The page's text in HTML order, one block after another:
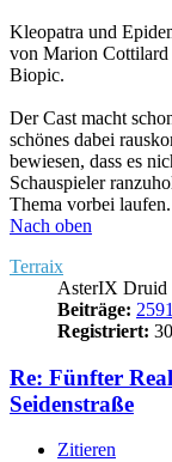
Kleopatra und
von Marion Cottilard
Biopic.
Der Cast macht
schönes dabei
bewiesen, dass es
Schauspieler
Thema vorbei laufen.
Nach oben
Terraix
AsterIX Druid
Beiträge: 2591
Registriert:
Re: Fünfter
Seidenstraße
Zitieren